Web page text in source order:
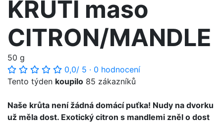
KRŮTÍ maso
CITRON/MANDLE
50 g
0,0/ 5 · 0 hodnocení
Tento týden koupilo 85 zákazníků
Naše krůta není žádná domácí puťka! Nudy na dvorku
už měla dost. Exotický citron s mandlemi zněl o dost